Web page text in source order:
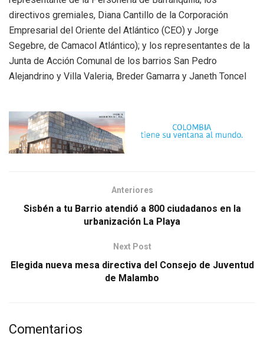
directivos gremiales, Diana Cantillo de la Corporación
Empresarial del Oriente del Atlántico (CEO) y Jorge
Segebre, de Camacol Atlántico); y los representantes de la
Junta de Acción Comunal de los barrios San Pedro
Alejandrino y Villa Valeria, Breder Gamarra y Janeth Toncel
Anteriores
Sisbén a tu Barrio atendió a 800 ciudadanos en la
urbanización La Playa
Next Post
Elegida nueva mesa directiva del Consejo de Juventud
de Malambo
Comentarios